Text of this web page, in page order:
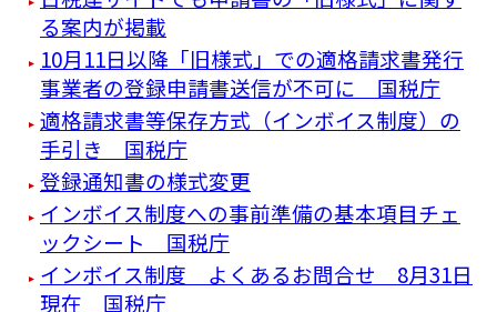
る案内が掲載
10月11日以降「旧様式」での適格請求書発行
事業者の登録申請書送信が不可に 国税庁
適格請求書等保存方式（インボイス制度）の
手引き 国税庁
登録通知書の様式変更
インボイス制度への事前準備の基本項目チェ
ックシート 国税庁
インボイス制度 よくあるお問合せ 8月31日
現在 国税庁